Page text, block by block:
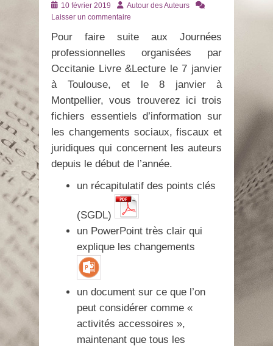
Posté
le
10 février 2019 AuteurAutour des Auteurs
Laisser un commentaire
Pour faire suite aux Journées
professionnelles organisées par
Occitanie Livre &Lecture le 7 janvier
à Toulouse, et le 8 janvier à
Montpellier, vous trouverez ici trois
fichiers essentiels d’information sur
les changements sociaux, fiscaux et
juridiques qui concernent les auteurs
depuis le début de l’année.
un récapitulatif des points clés
(SGDL)
un PowerPoint très clair qui
explique les changements
un document sur ce que l’on
peut considérer comme «
activités accessoires »,
maintenant que tous les